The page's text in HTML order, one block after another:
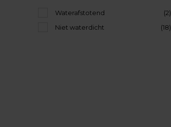
Waterafstotend
(2)
Niet waterdicht
(18)